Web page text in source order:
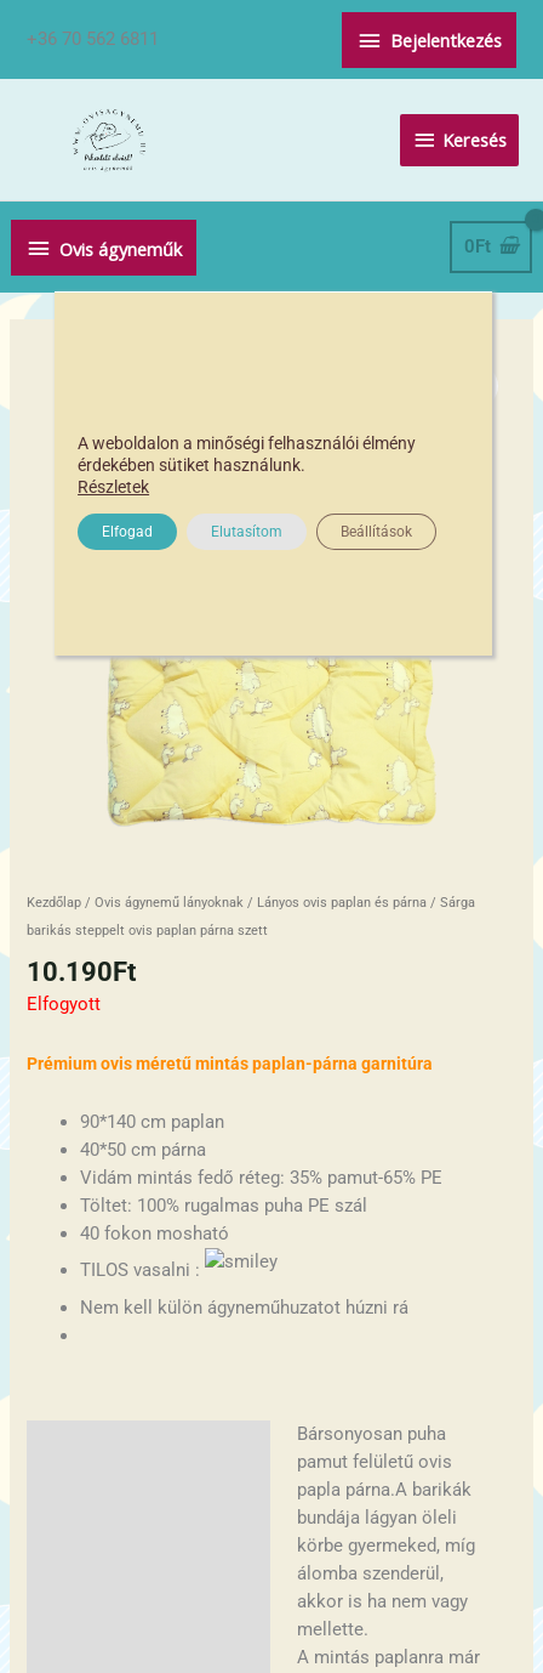
+36 70 562 6811
Above
Header
Bejelentkezés
Keresés
Keresés
Below
Header
Ovis ágyneműk 0Ft
Kezdőlap /Ovis ágynemű lányoknak / Lányos ovis paplan és párna / Sárga
barikás steppelt ovis paplan párna szett
10.190Ft
Elfogyott
Prémium ovis méretű mintás paplan-párna garnitúra
90*140 cm paplan
40*50 cm párna
Vidám mintás fedő réteg: 35% pamut-65% PE
Töltet: 100% rugalmas puha PE szál
40 fokon mosható
TILOS vasalni :
Nem kell külön ágyneműhuzatot húzni rá
Bársonyosan puha
pamut felületű ovis
papla párna.A barikák
bundája lágyan öleli
körbe gyermeked, míg
álomba szenderül,
akkor is ha nem vagy
mellette.
A mintás paplanra már
A weboldalon a minőségi felhasználói élmény
érdekében sütiket használunk.
Részletek
Elfogad Elutasítom Beállítások